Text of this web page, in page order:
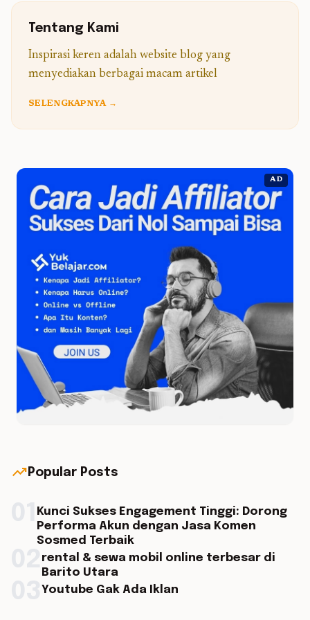
Tentang Kami
Inspirasi keren adalah website blog yang
menyediakan berbagai macam artikel
SELENGKAPNYA →
AD
trending_up Popular Posts
Kunci Sukses Engagement Tinggi: Dorong
Performa Akun dengan Jasa Komen
Sosmed Terbaik
rental & sewa mobil online terbesar di
Barito Utara
Youtube Gak Ada Iklan